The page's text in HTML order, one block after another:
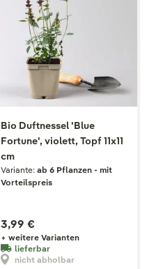
Bio Duftnessel 'Blue
Fortune', violett, Topf 11x11
cm
Variante: ab 6 Pflanzen - mit
Vorteilspreis
3,99 €
+ weitere Varianten
lieferbar
nicht abholbar